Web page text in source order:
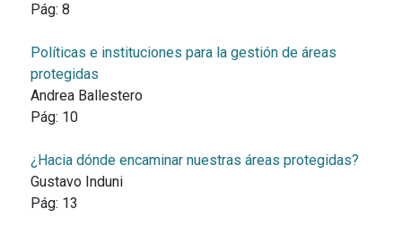
Pág: 8
Políticas e instituciones para la gestión de áreas
protegidas
Andrea Ballestero
Pág: 10
¿Hacia dónde encaminar nuestras áreas protegidas?
Gustavo Induni
Pág: 13